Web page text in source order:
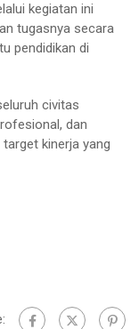
kegiatan ini
tugasnya secara
pendidikan di
civitas
dan
kinerja yang